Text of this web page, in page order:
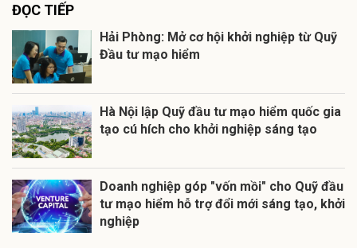
ĐỌC TIẾP
Hải Phòng: Mở cơ hội khởi nghiệp từ Quỹ
Đầu tư mạo hiểm
Hà Nội lập Quỹ đầu tư mạo hiểm quốc gia
tạo cú hích cho khởi nghiệp sáng tạo
Doanh nghiệp góp "vốn mồi" cho Quỹ đầu
tư mạo hiểm hỗ trợ đổi mới sáng tạo, khởi
nghiệp